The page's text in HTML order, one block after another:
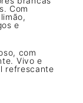
Com
e
com
Vivo e
refrescante